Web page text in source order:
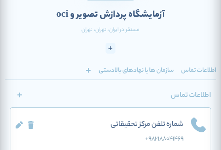
آزمایشگاه پردازش تصویر و oci
مستقر درایران، تهران، تهران
اطلاعات تماس سازمان ها یا نهادهای بالادستی
اطلاعات تماس
شماره تلفن مرکز تحقیقاتی
+982188041469